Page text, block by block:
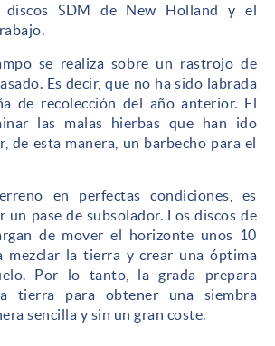
SDM de New Holland y el
se realiza sobre un rastrojo de
Es decir, que no ha sido labrada
de recolección del año anterior. El
las malas hierbas que han ido
de esta manera, un barbecho para el
en perfectas condiciones, es
un pase de subsolador. Los discos de
de mover el horizonte unos 10
mezclar la tierra y crear una óptima
Por lo tanto, la grada prepara
tierra para obtener una siembra
sencilla y sin un gran coste.